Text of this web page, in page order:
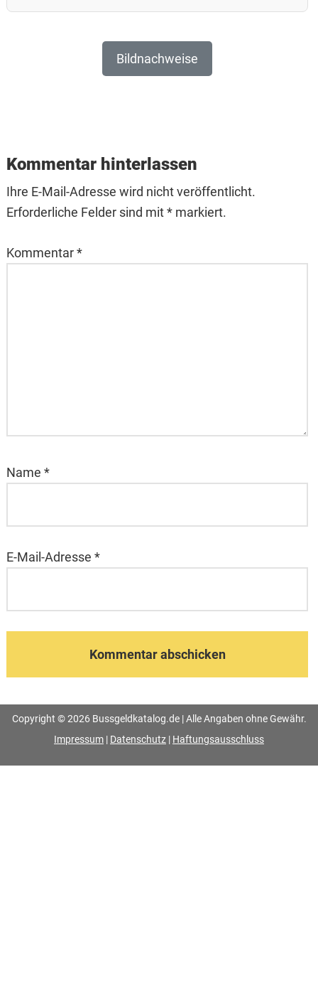
Bildnachweise
Interactions
Kommentar hinterlassen
Ihre E-Mail-Adresse wird nicht veröffentlicht.
Erforderliche Felder sind mit * markiert.
Kommentar*
Name *
E-Mail-Adresse *
Copyright © 2026 Bussgeldkatalog.de | Alle Angaben ohne Gewähr.
Impressum | Datenschutz | Haftungsausschluss